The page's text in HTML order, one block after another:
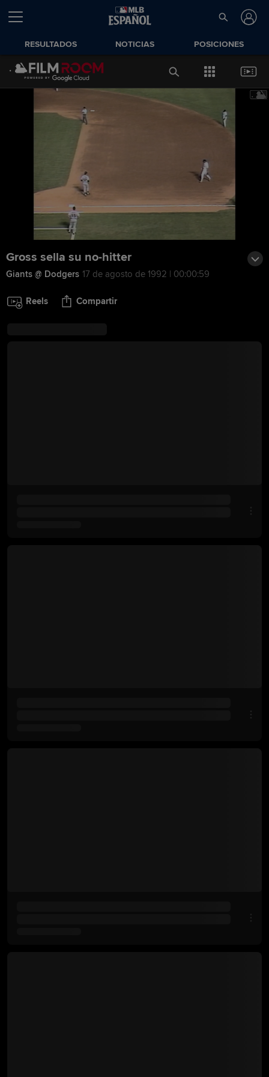
RESULTADOS NOTICIAS POSICIONES
Gross sella su no-hitter
Giants @ Dodgers 17 de agosto de 1992 | 00:00:59
Reels Compartir